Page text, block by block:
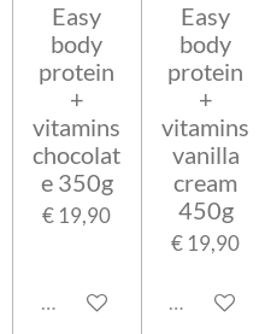
Easy
body
protein
+
vitamins
chocolat
e 350g
€ 19,90
Uitverkocht
Easy
body
protein
+
vitamins
vanilla
cream
450g
€ 19,90
Uitverkocht